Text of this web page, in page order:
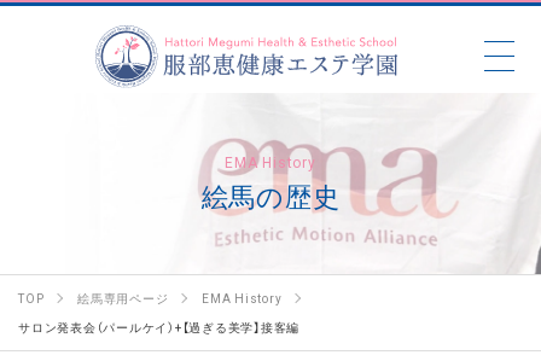
EMA History
絵馬の歴史
TOP 絵馬専用ページ
EMA History
サロン発表会（パールケイ）+【過ぎる美学】接客編